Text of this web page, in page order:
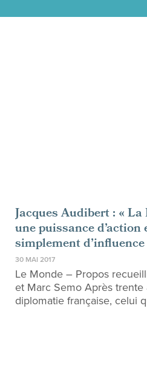
Jacques Audibert : «
une puissance d’action
simplement d’influence
30 MAI 2017
Le Monde – Propos
et Marc Semo Après trente
diplomatie française, celui